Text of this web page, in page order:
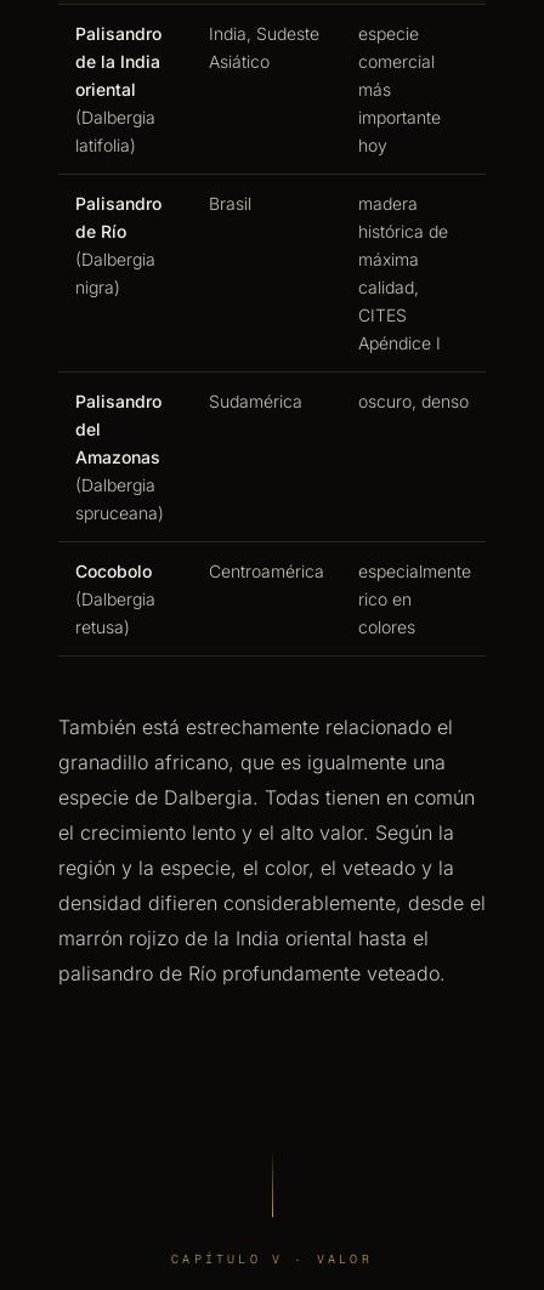
Palisandro
de la India
oriental
(Dalbergia
latifolia)
India, Sudeste
Asiático
especie
comercial
más
importante
hoy
Palisandro
de Río
(Dalbergia
nigra)
Brasil
madera
histórica de
máxima
calidad,
CITES
Apéndice I
Palisandro
del
Amazonas
(Dalbergia
spruceana)
Sudamérica oscuro, denso
Cocobolo
(Dalbergia
retusa)
Centroamérica
especialmente
rico en
colores
También está estrechamente relacionado el
granadillo africano, que es igualmente una
especie de Dalbergia. Todas tienen en común
el crecimiento lento y el alto valor. Según la
región y la especie, el color, el veteado y la
densidad difieren considerablemente, desde el
marrón rojizo de la India oriental hasta el
palisandro de Río profundamente veteado.
CAPÍTULO V · VALOR